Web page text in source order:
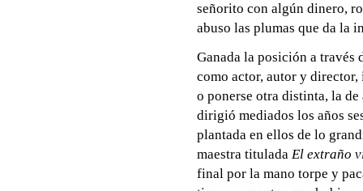
señorito con algún dinero,
abuso las plumas que da la
Ganada la posición a través
como actor, autor y
o ponerse otra distinta, la
dirigió mediados los años
plantada en ellos de lo
maestra titulada El extraño
final por la mano torpe y